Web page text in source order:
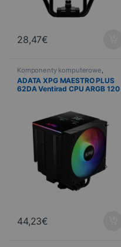
28,47€
Komponenty komputerowe
Informatyka ,Chłodzenie
ADATA XPG MAESTRO PLUS
62DA Ventirad CPU ARGB 120
44,23€